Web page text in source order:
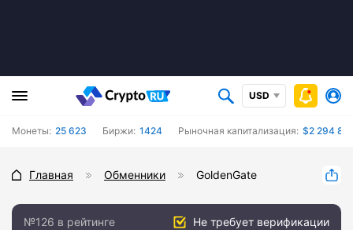
USD
Монеты: 25 623 Биржи: 1424 Рыночная капитализация: $2 294
Главная Обменники GoldenGate
№126 в рейтинге Не требует верификации